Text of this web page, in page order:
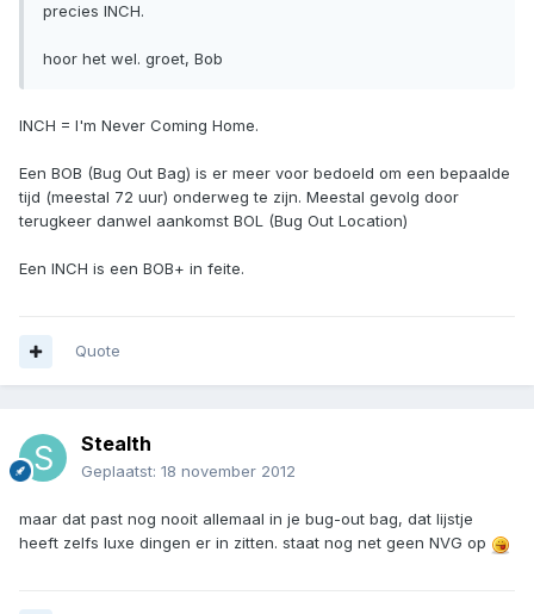
precies INCH.
hoor het wel. groet, Bob
INCH = I'm Never Coming Home.
Een BOB (Bug Out Bag) is er meer voor bedoeld om een bepaalde
tijd (meestal 72 uur) onderweg te zijn. Meestal gevolg door
terugkeer danwel aankomst BOL (Bug Out Location)
Een INCH is een BOB+ in feite.
Quote
Stealth
Geplaatst: 18 november 2012
maar dat past nog nooit allemaal in je bug-out bag, dat lijstje
heeft zelfs luxe dingen er in zitten. staat nog net geen NVG op